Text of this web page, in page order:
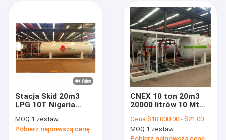
Produkty
O nas
Wycieczka po fabryce
Poprosić o wycenę
Stacja Skid 20m3
LPG 10T Nigeria
butli gazowych do
gotowania
MOQ:1 zestaw
Pobierz najnowszą cenę
CNEX 10 ton 20m3
20000 litrów 10 Mt
Cena:$18,000.00 - $21,000.00/Set
MOQ:1 zestaw